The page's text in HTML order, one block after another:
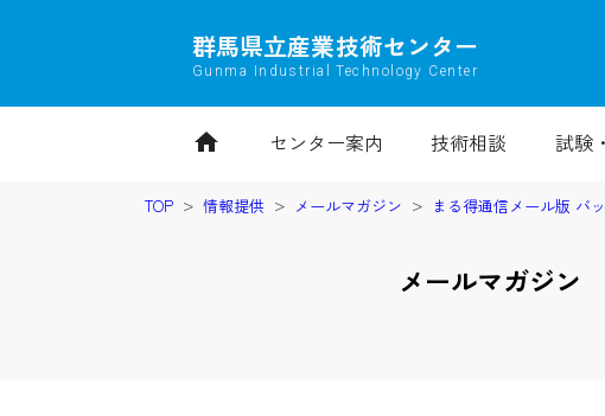
群馬県立産業技術センター
Gunma Industrial Technology Center
home センター案内 技術相談 試験
TOP 情報提供 メールマガジン まる得通信メール版 バ
メールマガジン